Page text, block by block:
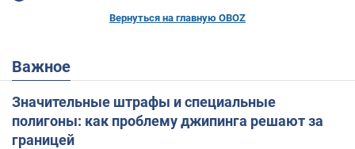
Вернуться на главную OBOZ
Важное
Значительные штрафы и специальные
полигоны: как проблему джипинга решают за
границей